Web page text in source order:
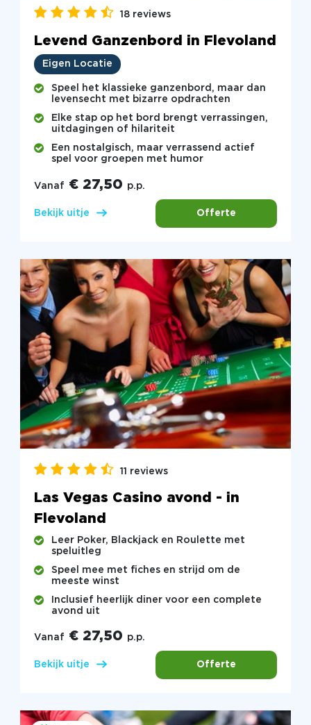
18 reviews
Levend Ganzenbord in Flevoland
Eigen Locatie
Speel het klassieke ganzenbord, maar dan
levensecht met bizarre opdrachten
Elke stap op het bord brengt verrassingen,
uitdagingen of hilariteit
Een nostalgisch, maar verrassend actief
spel voor groepen met humor
Vanaf € 27,50 p.p.
Bekijk uitje Offerte
11 reviews
Las Vegas Casino avond - in
Flevoland
Leer Poker, Blackjack en Roulette met
speluitleg
Speel mee met fiches en strijd om de
meeste winst
Inclusief heerlijk diner voor een complete
avond uit
Vanaf € 27,50 p.p.
Bekijk uitje Offerte